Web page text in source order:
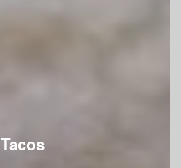
Tacos